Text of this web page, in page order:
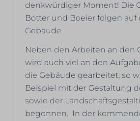
denkwürdiger Moment! Die
Botter und Boeier folgen auf
Gebäude.
Neben den Arbeiten an den
wird auch viel an den
die Gebäude gearbeitet; so
Beispiel mit der Gestaltung
sowie der
begonnen. In der